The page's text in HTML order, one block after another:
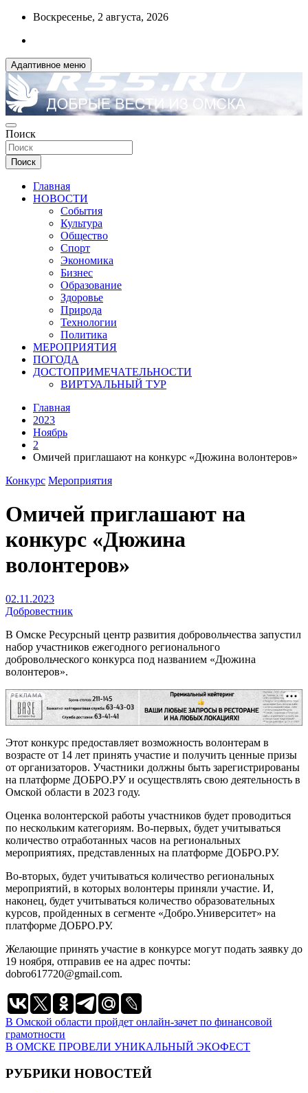
Перейти
содержимому
Воскресенье, 2 августа, 2026
Адаптивное меню
R55.RU
ДОБРЫЕ ВЕСТИ ИЗ ОМСКА
Поиск
Поиск
Главная
НОВОСТИ
События
Культура
Общество
Спорт
Экономика
Бизнес
Образование
Здоровье
Природа
Технологии
Политика
МЕРОПРИЯТИЯ
ПОГОДА
ДОСТОПРИМЕЧАТЕЛЬНОСТИ
ВИРТУАЛЬНЫЙ ТУР
Главная
2023
Ноябрь
2
Омичей приглашают на конкурс «Дюжина волонтеров»
Конкурс Мероприятия
Омичей приглашают на
конкурс «Дюжина
волонтеров»
02.11.2023
Добровестник
В Омске Ресурсный центр развития добровольчества запустил
набор участников ежегодного регионального
добровольческого конкурса под названием «Дюжина
волонтеров».
РЕКЛАМА
Этот конкурс предоставляет возможность волонтерам в
возрасте от 14 лет принять участие и получить ценные призы
от организаторов. Участники должны быть зарегистрированы
на платформе ДОБРО.РУ и осуществлять свою деятельность в
Омской области в 2023 году.
Оценка волонтерской работы участников будет проводиться
по нескольким категориям. Во-первых, будет учитываться
количество отработанных часов на региональных
мероприятиях, представленных на платформе ДОБРО.РУ.
Во-вторых, будет учитываться количество региональных
мероприятий, в которых волонтеры приняли участие. И,
наконец, будет учитываться количество образовательных
курсов, пройденных в сегменте «Добро.Университет» на
платформе ДОБРО.РУ.
Желающие принять участие в конкурсе могут подать заявку до
19 ноября, отправив ее на адрес почты:
dobro617720@gmail.com.
Навигация
по
В Омской области пройдет онлайн-зачет по финансовой
грамотности
В ОМСКЕ ПРОВЕЛИ УНИКАЛЬНЫЙ ЭКОФЕСТ
РУБРИКИ НОВОСТЕЙ